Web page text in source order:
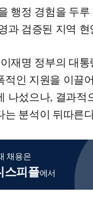
행정 경험을 두루
과 검증된 지역
재명 정부의 대
적인 지원을 이끌
나섰으나, 결과적
는 분석이 뒤따른
채용은
스피플에서